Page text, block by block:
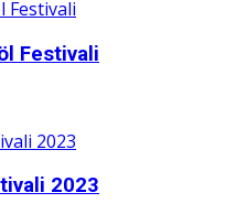
Festivali
2023